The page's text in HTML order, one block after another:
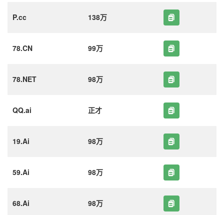
P.cc 138万
78.CN 99万
78.NET 98万
QQ.ai 正才
19.Ai 98万
59.Ai 98万
68.Ai 98万